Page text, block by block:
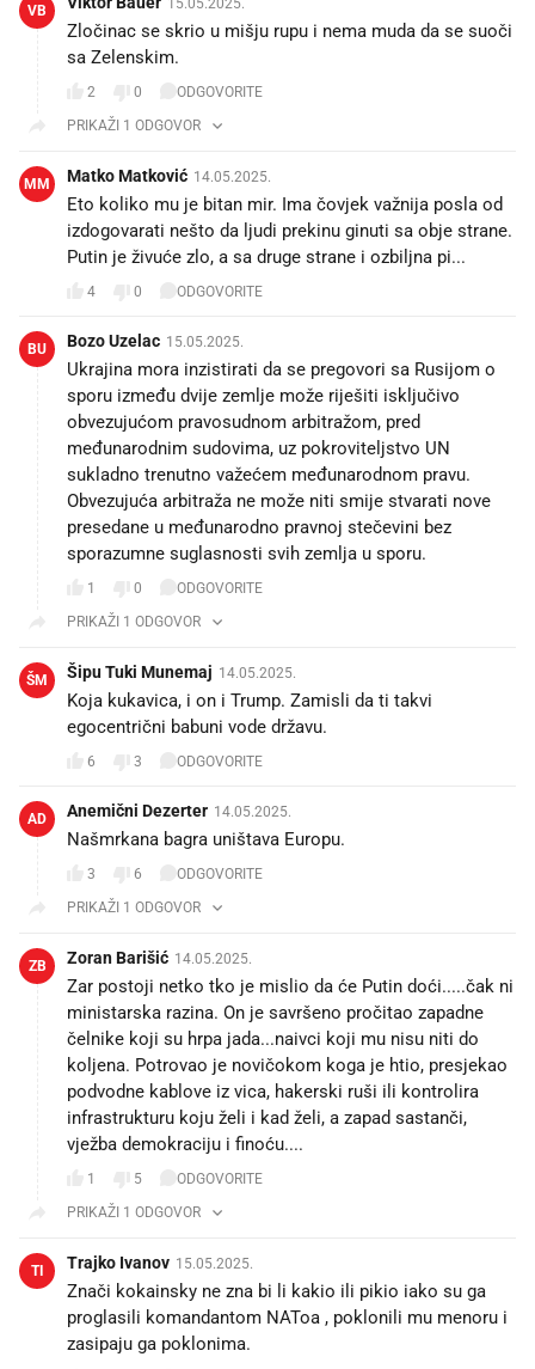
VB
Zločinac se skrio u mišju rupu i nema muda da se suoči
sa Zelenskim.
2 0
ODGOVORITE
PRIKAŽI 1 ODGOVOR
MM Matko Matković 14.05.2025.
Eto koliko mu je bitan mir. Ima čovjek važnija posla od
izdogovarati nešto da ljudi prekinu ginuti sa obje strane.
Putin je živuće zlo, a sa druge strane i ozbiljna pi...
4 0 ODGOVORITE
BU Bozo Uzelac 15.05.2025.
Ukrajina mora inzistirati da se pregovori sa Rusijom o
sporu između dvije zemlje može riješiti isključivo
obvezujućom pravosudnom arbitražom, pred
međunarodnim sudovima, uz pokroviteljstvo UN
sukladno trenutno važećem međunarodnom pravu.
Obvezujuća arbitraža ne može niti smije stvarati nove
presedane u međunarodno pravnoj stečevini bez
sporazumne suglasnosti svih zemlja u sporu.
1 0
ODGOVORITE
PRIKAŽI 1 ODGOVOR
ŠM Šipu Tuki Munemaj 14.05.2025.
Koja kukavica, i on i Trump. Zamisli da ti takvi
egocentrični babuni vode državu.
6 3 ODGOVORITE
AD Anemični Dezerter 14.05.2025.
Našmrkana bagra uništava Europu.
3 6
ODGOVORITE
PRIKAŽI 1 ODGOVOR
ZB Zoran Barišić 14.05.2025.
Zar postoji netko tko je mislio da će Putin doći.....čak ni
ministarska razina. On je savršeno pročitao zapadne
čelnike koji su hrpa jada...naivci koji mu nisu niti do
koljena. Potrovao je novičokom koga je htio, presjekao
podvodne kablove iz vica, hakerski ruši ili kontrolira
infrastrukturu koju želi i kad želi, a zapad sastanči,
vježba demokraciju i finoću....
1 5
ODGOVORITE
PRIKAŽI 1 ODGOVOR
TI Trajko Ivanov 15.05.2025.
Znači kokainsky ne zna bi li kakio ili pikio iako su ga
proglasili komandantom NAToa , poklonili mu menoru i
zasipaju ga poklonima.